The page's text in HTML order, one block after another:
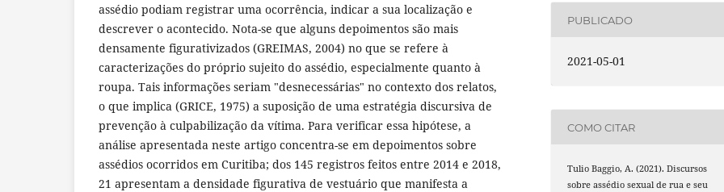
assédio podiam registrar uma ocorrência, indicar a sua localização e
descrever o acontecido. Nota-se que alguns depoimentos são mais
densamente figurativizados (GREIMAS, 2004) no que se refere à
caracterizações do próprio sujeito do assédio, especialmente quanto à
roupa. Tais informações seriam "desnecessárias" no contexto dos relatos,
o que implica (GRICE, 1975) a suposição de uma estratégia discursiva de
prevenção à culpabilização da vítima. Para verificar essa hipótese, a
análise apresentada neste artigo concentra-se em depoimentos sobre
assédios ocorridos em Curitiba; dos 145 registros feitos entre 2014 e 2018,
21 apresentam a densidade figurativa de vestuário que manifesta a
PUBLICADO
2021-05-01
COMO CITAR
Tulio Baggio, A. (2021). Discursos
sobre assédio sexual de rua e seu